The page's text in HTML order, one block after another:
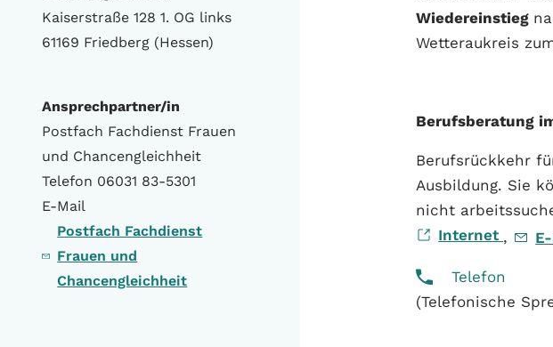
Kaiserstraße 128 1. OG links
61169 Friedberg (Hessen)
Ansprechpartner/in
Postfach Fachdienst Frauen
und Chancengleichheit
Telefon 06031 83-5301
E-Mail
Postfach Fachdienst
Frauen und
Chancengleichheit
Wiedereinstieg
Wetteraukreis
Berufsberatung
Berufsrückkehr
Ausbildung. Sie
nicht
Internet ,
Telefon
(Telefonische